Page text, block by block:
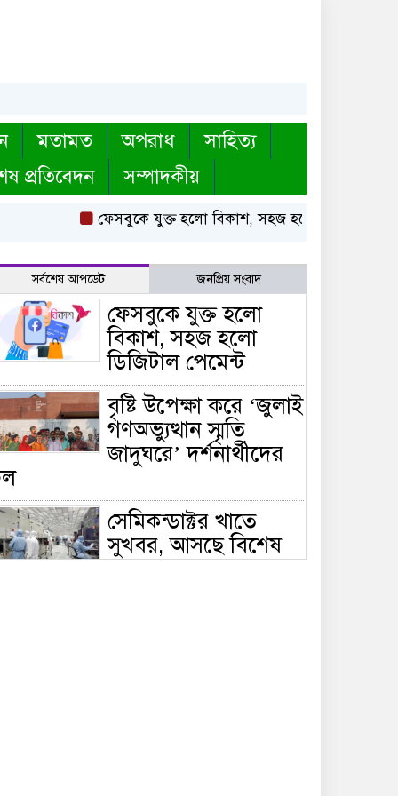
মতামত অপরাধ
সাহিত্য
প্রতিবেদন সম্পাদকীয়
ফেসবুকে যুক্ত হলো বিকাশ, সহজ হলো ডিজিটাল পেমেন্ট
সর্বশেষ আপডেট জনপ্রিয় সংবাদ
ফেসবুকে যুক্ত হলো
বিকাশ, সহজ হলো
ডিজিটাল পেমেন্ট
বৃষ্টি উপেক্ষা করে ‘জুলাই
গণঅভ্যুত্থান স্মৃতি
জাদুঘরে’ দর্শনার্থীদের
সেমিকন্ডাক্টর খাতে
সুখবর, আসছে বিশেষ
প্রণোদনা